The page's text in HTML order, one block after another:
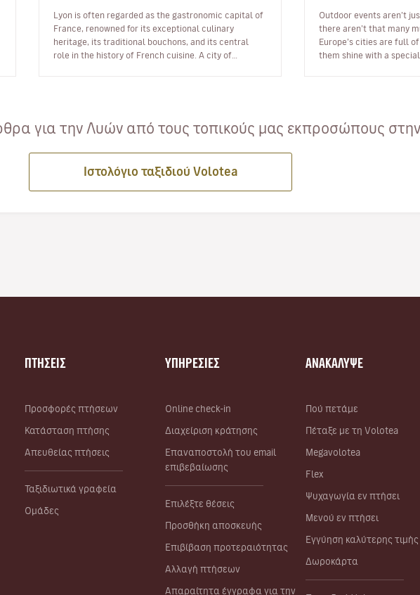
Lyon is often regarded as the gastronomic capital of
France, renowned for its exceptional culinary
heritage, its traditional bouchons, and its central
role in the history of French cuisine. A city of
Outdoor events aren’t
there aren’t that many
Europe’s cities are full
them shine with a special magic. The
για την Λυών από τους τοπικούς μας εκπροσώπους
Ιστολόγιο ταξιδιού Volotea
ΠΤΗΣΕΙΣ
Προσφορές πτήσεων
Κατάσταση πτήσης
Απευθείας πτήσεις
Ταξιδιωτικά γραφεία
Ομάδες
ΥΠΗΡΕΣΙΕΣ
Online check-in
Διαχείριση κράτησης
Επαναποστολή του email
επιβεβαίωσης
Επιλέξτε θέσεις
Προσθήκη αποσκευής
Επιβίβαση προτεραιότητας
Αλλαγή πτήσεων
Απαραίτητα έγγραφα για την
ΑΝΑΚΑΛΥΨΕ
Πού πετάμε
Πέταξε με τη Volotea
Megavolotea
Flex
Ψυχαγωγία εν πτήσει
Μενού εν πτήσει
Εγγύηση καλύτερης τιμής
Δωροκάρτα